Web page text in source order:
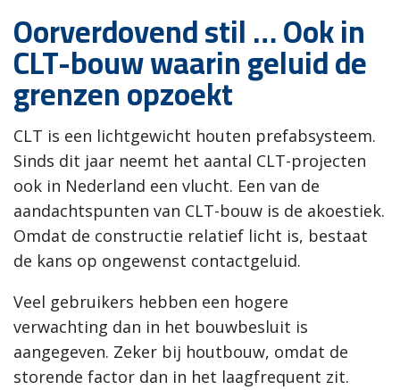
Oorverdovend stil … Ook in
CLT-bouw waarin geluid de
grenzen opzoekt
CLT is een lichtgewicht houten prefabsysteem.
Sinds dit jaar neemt het aantal CLT-projecten
ook in Nederland een vlucht. Een van de
aandachtspunten van CLT-bouw is de akoestiek.
Omdat de constructie relatief licht is, bestaat
de kans op ongewenst contactgeluid.
Veel gebruikers hebben een hogere
verwachting dan in het bouwbesluit is
aangegeven. Zeker bij houtbouw, omdat de
storende factor dan in het laagfrequent zit.